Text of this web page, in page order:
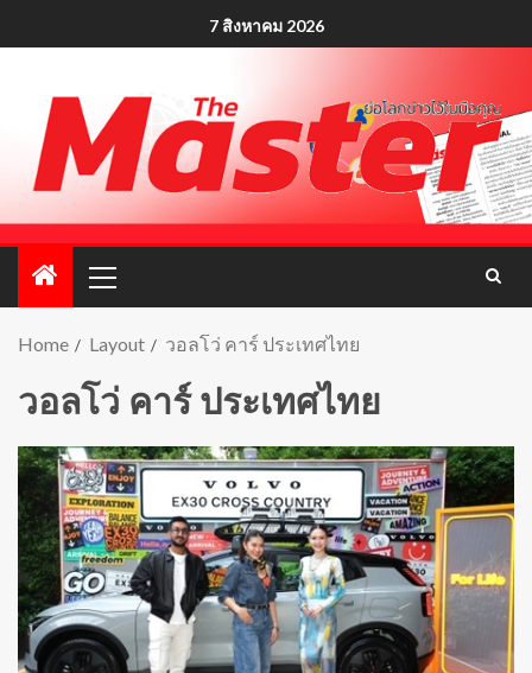
7 สิงหาคม 2026
Home Layout วอลโว่ คาร์ ประเทศไทย
วอลโว่ คาร์ ประเทศไทย